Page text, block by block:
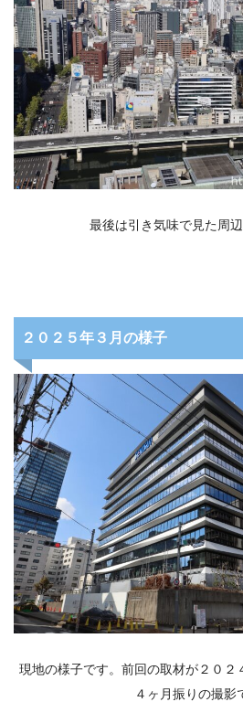
最後は引き気味で見た周辺
２０２５年３月の様子
現地の様子です。前回の取材が２０２
４ヶ月振りの撮影